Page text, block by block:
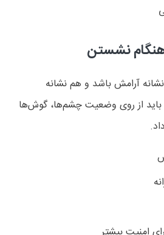
نشستن
آرامش باشد و هم نشانه
باید از روی وضعیت چشم‌ها، گوش‌ها